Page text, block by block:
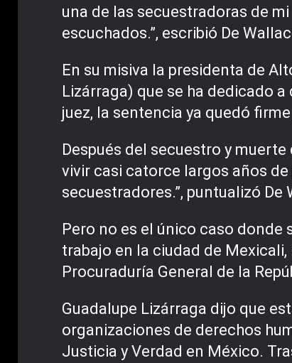
una de las secuestradoras de
escuchados.”, escribió De
En su misiva la presidenta de
Lizárraga) que se ha dedicado
juez, la sentencia ya quedó
Después del secuestro y
vivir casi catorce largos años
secuestradores.”, puntualizó De
Pero no es el único caso donde
trabajo en la ciudad de
Procuraduría General de la
Guadalupe Lizárraga dijo que
organizaciones de derechos
Justicia y Verdad en México.